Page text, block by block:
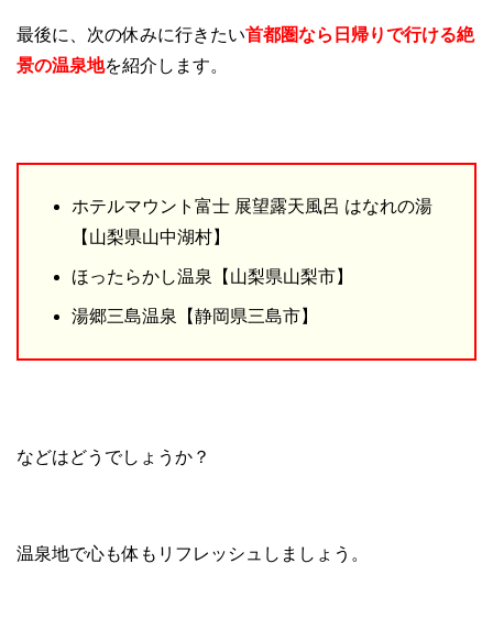
最後に、次の休みに行きたい首都圏なら日帰りで行ける絶
景の温泉地を紹介します。
ホテルマウント富士 展望露天風呂 はなれの湯
【山梨県山中湖村】
ほったらかし温泉【山梨県山梨市】
湯郷三島温泉【静岡県三島市】
などはどうでしょうか？
温泉地で心も体もリフレッシュしましょう。